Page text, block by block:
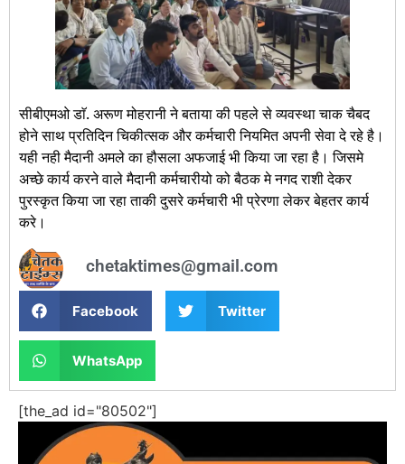
सीबीएमओ डाॅ. अरूण मोहरानी ने बताया की पहले से व्यवस्था चाक चैबद
होने साथ प्रतिदिन चिकीत्सक और कर्मचारी नियमित अपनी सेवा दे रहे है।
यही नही मैदानी अमले का हौसला अफजाई भी किया जा रहा है। जिसमे
अच्छे कार्य करने वाले मैदानी कर्मचारीयो को बैठक मे नगद राशी देकर
पुरस्कृत किया जा रहा ताकी दुसरे कर्मचारी भी प्रेरणा लेकर बेहतर कार्य
करे।
chetaktimes@gmail.com
Facebook Twitter
WhatsApp
[the_ad id="80502"]